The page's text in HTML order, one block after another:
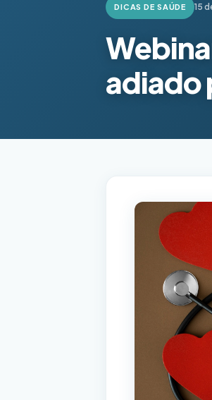
DICAS DE SAÚDE 15
adiado